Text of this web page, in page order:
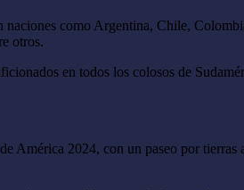
como Argentina, Chile,
otros.
en todos los colosos de
América 2024, con un paseo por